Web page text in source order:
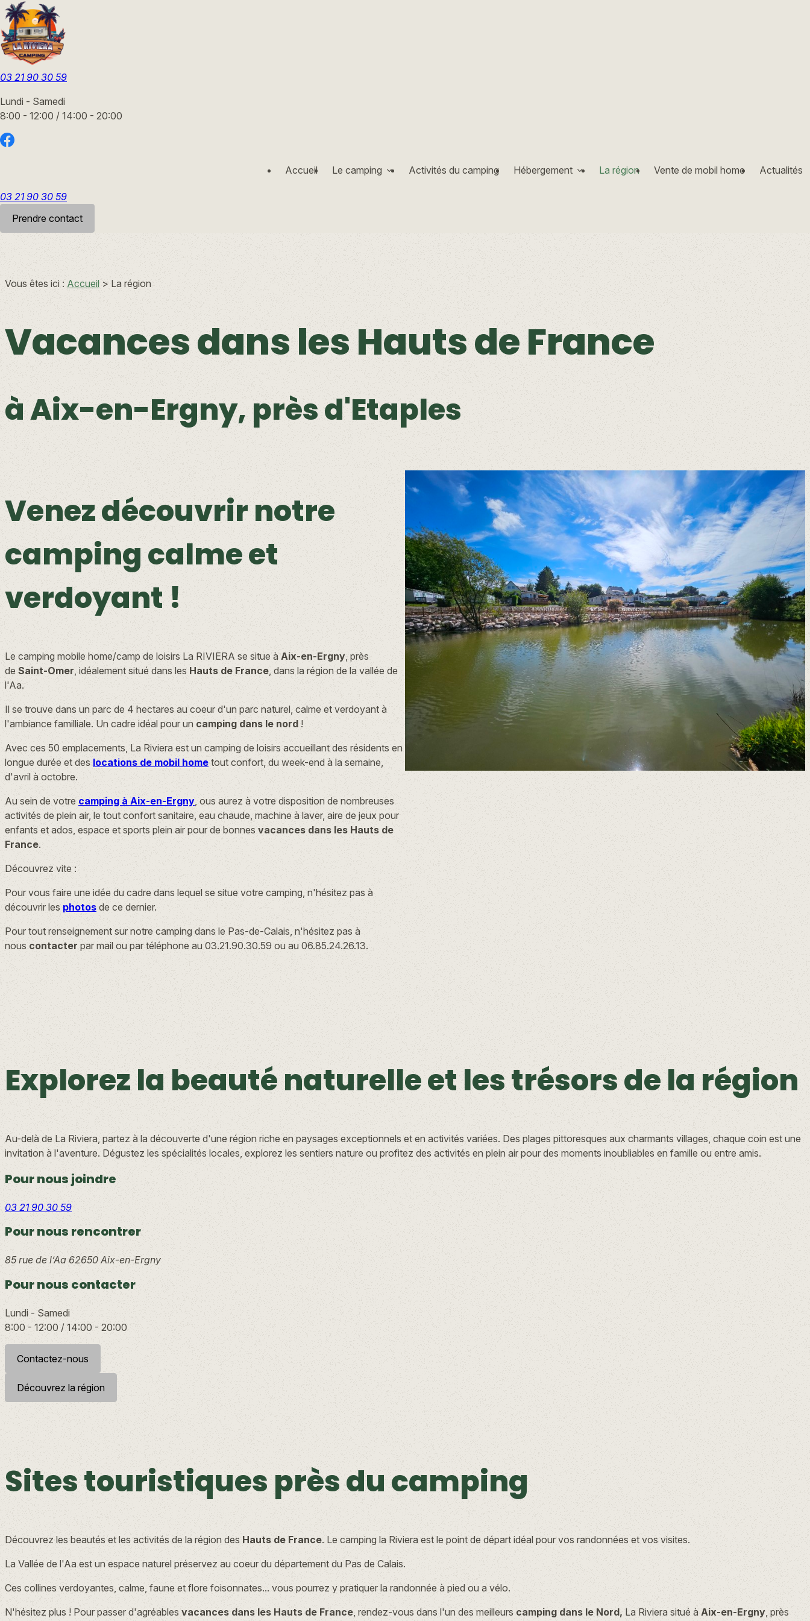
03 21 90 30 59
Lundi - Samedi
8:00 - 12:00 / 14:00 - 20:00
Accueil Le camping Activités du camping Hébergement La région Vente de mobil home Actualités
03 21 90 30 59
Prendre contact
Vous êtes ici : Accueil > La région
Vacances dans les Hauts de France
à Aix-en-Ergny, près d'Etaples
Venez découvrir notre
camping calme et
verdoyant !
Le camping mobile home/camp de loisirs La RIVIERA se situe à Aix-en-Ergny, près
de Saint-Omer, idéalement situé dans les Hauts de France, dans la région de la vallée de
l'Aa.
Il se trouve dans un parc de 4 hectares au coeur d'un parc naturel, calme et verdoyant à
l'ambiance familliale. Un cadre idéal pour un camping dans le nord !
Avec ces 50 emplacements, La Riviera est un camping de loisirs accueillant des résidents en
longue durée et des locations de mobil home tout confort, du week-end à la semaine,
d'avril à octobre.
Au sein de votre camping à Aix-en-Ergny, ous aurez à votre disposition de nombreuses
activités de plein air, le tout confort sanitaire, eau chaude, machine à laver, aire de jeux pour
enfants et ados, espace et sports plein air pour de bonnes vacances dans les Hauts de
France.
Découvrez vite :
Pour vous faire une idée du cadre dans lequel se situe votre camping, n'hésitez pas à
découvrir les photos de ce dernier.
Pour tout renseignement sur notre camping dans le Pas-de-Calais, n'hésitez pas à
nous contacter par mail ou par téléphone au 03.21.90.30.59 ou au 06.85.24.26.13.
Explorez la beauté naturelle et les trésors de la région
Au-delà de La Riviera, partez à la découverte d'une région riche en paysages exceptionnels et en activités variées. Des plages pittoresques aux charmants villages, chaque coin est une
invitation à l'aventure. Dégustez les spécialités locales, explorez les sentiers nature ou profitez des activités en plein air pour des moments inoubliables en famille ou entre amis.
Pour nous joindre
03 21 90 30 59
Pour nous rencontrer
85 rue de l’Aa 62650 Aix-en-Ergny
Pour nous contacter
Lundi - Samedi
8:00 - 12:00 / 14:00 - 20:00
Contactez-nous
Découvrez la région
Sites touristiques près du camping
Découvrez les beautés et les activités de la région des Hauts de France. Le camping la Riviera est le point de départ idéal pour vos randonnées et vos visites.
La Vallée de l'Aa est un espace naturel préservez au coeur du département du Pas de Calais.
Ces collines verdoyantes, calme, faune et flore foisonnates... vous pourrez y pratiquer la randonnée à pied ou a vélo.
N'hésitez plus ! Pour passer d'agréables vacances dans les Hauts de France , rendez-vous dans l'un des meilleurs camping dans le Nord, La Riviera situé à Aix-en-Ergny , près
Panneau de gestion des cookies